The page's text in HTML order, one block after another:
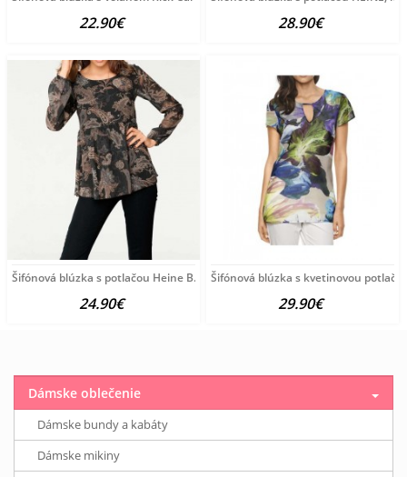
22.90€ 28.90€
Šifónová blúzka s potlačou Heine B.C., čierno-farebná
24.90€
Šifónová blúzka s kvetinovou
29.90€
Dámske oblečenie
Dámske bundy a kabáty
Dámske mikiny